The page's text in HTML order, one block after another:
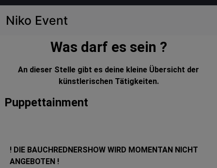
Niko Event
Was darf es sein ?
An dieser Stelle gibt es deine kleine Übersicht der
künstlerischen Tätigkeiten.
Puppettainment
! DIE BAUCHREDNERSHOW WIRD MOMENTAN NICHT
ANGEBOTEN !